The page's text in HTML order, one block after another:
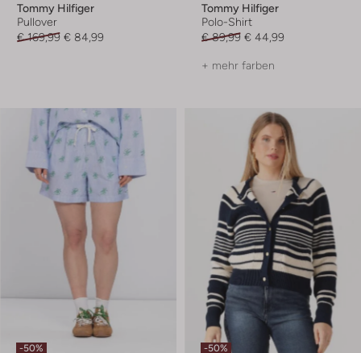
Tommy Hilfiger
Pullover
€ 169,99 € 84,99
Tommy Hilfiger
Polo-Shirt
€ 89,99 € 44,99
+ mehr farben
-50% -50%